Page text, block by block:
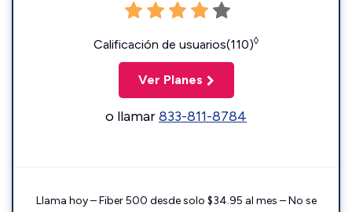
Calificación de usuarios(110)◊
Ver Planes
o llamar833-811-8784
Llama hoy – Fiber 500 desde solo $34.95 al mes – No se